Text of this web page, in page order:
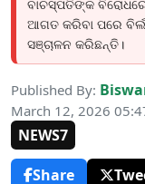
ବାଚସ୍ପତିଙ୍କ
ଆଗତ କରିବା ପରେ
ସଞ୍ଚାଳନ କରିଛନ୍ତି।
Published By:
March 12, 2026
NEWS7
Share